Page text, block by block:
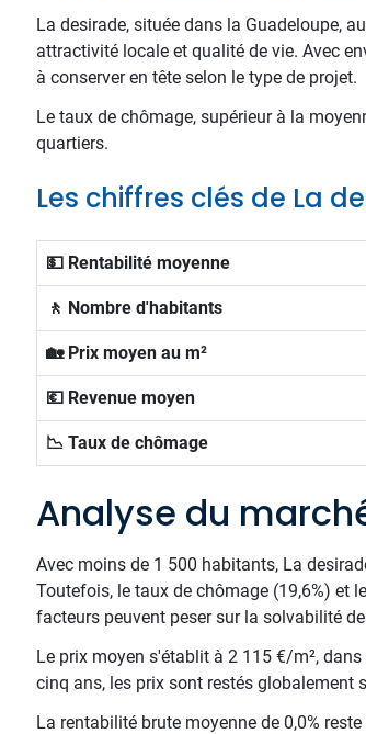
La desirade, située dans la Guadeloupe,
attractivité locale et qualité de vie. Avec
à conserver en tête selon le type de projet.
Le taux de chômage, supérieur à la
quartiers.
Les chiffres clés de La
💵 Rentabilité moyenne
🚶 Nombre d'habitants
🏡 Prix moyen au m²
💶 Revenue moyen
📉 Taux de chômage
Analyse du
Avec moins de 1 500 habitants, La
Toutefois, le taux de chômage (19,6%) et
facteurs peuvent peser sur la solvabilité
Le prix moyen s'établit à 2 115 €/m²,
cinq ans, les prix sont restés globalement
La rentabilité brute moyenne de 0,0%